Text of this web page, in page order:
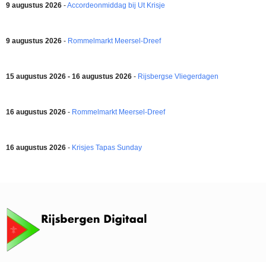
9 augustus 2026 -Accordeonmiddag bij Ut Krisje
9 augustus 2026 - Rommelmarkt Meersel-Dreef
15 augustus 2026 - 16 augustus 2026 - Rijsbergse Vliegerdagen
16 augustus 2026 - Rommelmarkt Meersel-Dreef
16 augustus 2026 - Krisjes Tapas Sunday